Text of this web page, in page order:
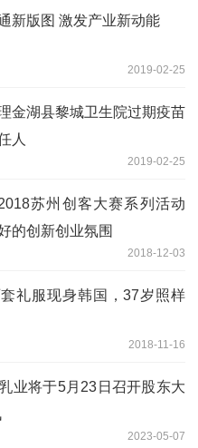
新版图 激发产业新动能
2019-02-25
金湖县黎城卫生院过期疫苗
人
2019-02-25
苏州创客大赛系列活动
的创新创业氛围
2018-12-03
礼服现身韩国，37岁照样
2018-11-16
业将于5月23日召开股东大
2023-05-07